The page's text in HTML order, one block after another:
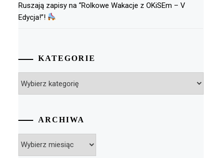
Ruszają zapisy na “Rolkowe Wakacje z OKiSEm – V
Edycja!”!
KATEGORIE
ARCHIWA